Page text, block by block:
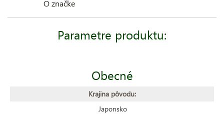
O značke
Parametre produktu:
Obecné
Krajina pôvodu:
Japonsko